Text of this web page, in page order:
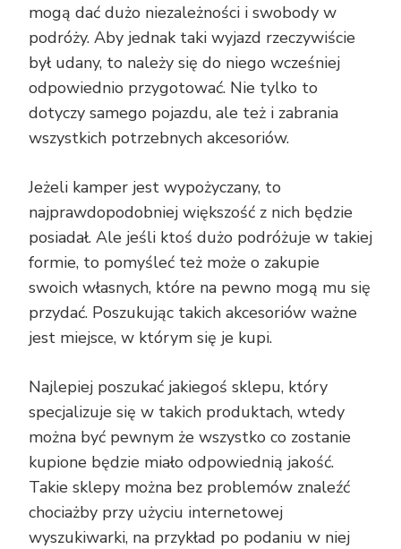
mogą dać dużo niezależności i swobody w
podróży. Aby jednak taki wyjazd rzeczywiście
był udany, to należy się do niego wcześniej
odpowiednio przygotować. Nie tylko to
dotyczy samego pojazdu, ale też i zabrania
wszystkich potrzebnych akcesoriów.
Jeżeli kamper jest wypożyczany, to
najprawdopodobniej większość z nich będzie
posiadał. Ale jeśli ktoś dużo podróżuje w takiej
formie, to pomyśleć też może o zakupie
swoich własnych, które na pewno mogą mu się
przydać. Poszukując takich akcesoriów ważne
jest miejsce, w którym się je kupi.
Najlepiej poszukać jakiegoś sklepu, który
specjalizuje się w takich produktach, wtedy
można być pewnym że wszystko co zostanie
kupione będzie miało odpowiednią jakość.
Takie sklepy można bez problemów znaleźć
chociażby przy użyciu internetowej
wyszukiwarki, na przykład po podaniu w niej